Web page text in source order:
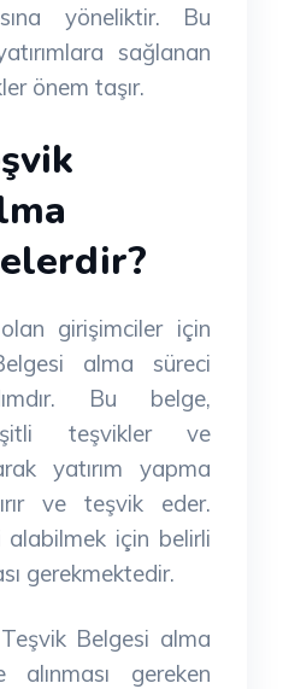
yöneliktir. Bu
sağlanan
önem taşır.
girişimciler için
alma süreci
Bu belge,
teşvikler ve
yatırım yapma
ve teşvik eder.
için belirli
gerekmektedir.
Teşvik Belgesi alma
alınması gereken